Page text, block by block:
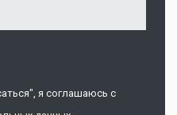
я соглашаюсь c